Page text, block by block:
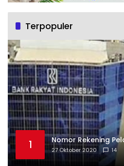
Terpopuler
1 Nomor Rekening
27 Oktober 2020 14